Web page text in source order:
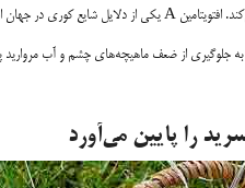
جلوگیری از ضعف ماهیچه‌های چشم و آب